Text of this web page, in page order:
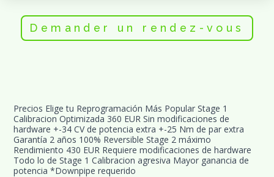
Demander un rendez-vous
Precios Elige tu Reprogramación Más Popular Stage 1
Calibracion Optimizada 360 EUR Sin modificaciones de
hardware +-34 CV de potencia extra +-25 Nm de par extra
Garantía 2 años 100% Reversible Stage 2 máximo
Rendimiento 430 EUR Requiere modificaciones de hardware
Todo lo de Stage 1 Calibracion agresiva Mayor ganancia de
potencia *Downpipe requerido